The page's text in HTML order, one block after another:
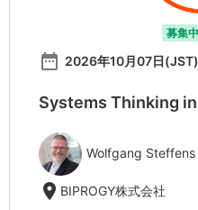
募集中
date_range 2026年10月07日
Systems Thinking
Wolfgang Steffens
location_on BIPROGY株式会社